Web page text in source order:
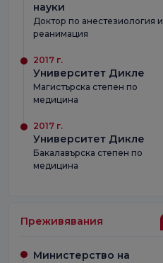
науки
Доктор по анестезиология и
реанимация
2017 г.
Университет Дикле
Магистърска степен по
медицина
2017 г.
Университет Дикле
Бакалавърска степен по
медицина
Преживявания
Министерство на